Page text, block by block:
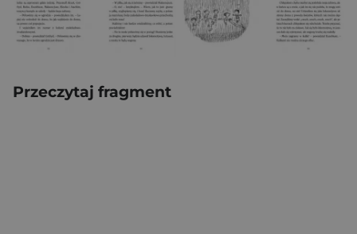
Przeczytaj fragment